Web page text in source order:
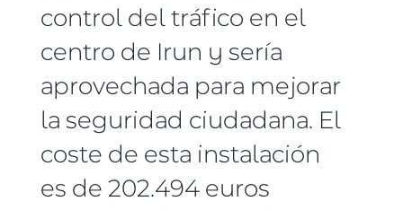
control del tráfico en el
centro de Irun y sería
aprovechada para mejorar
la seguridad ciudadana. El
coste de esta instalación
es de 202.494 euros